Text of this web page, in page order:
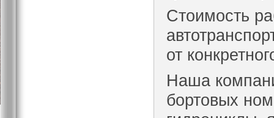
Стоимость
от
Наша
бортовых